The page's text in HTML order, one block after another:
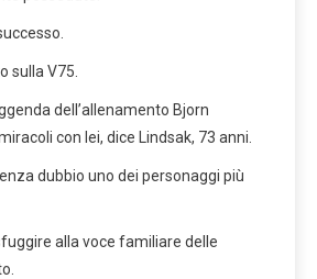
sulla V75.
dell’allenamento Bjorn
con lei, dice Lindsak, 73 anni.
dubbio uno dei personaggi più
alla voce familiare delle